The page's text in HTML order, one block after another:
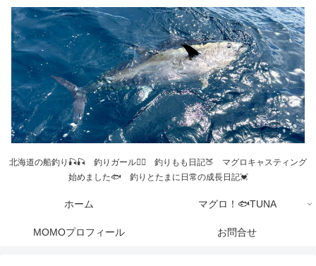
北海道の船釣り🎣🎣 釣りガール💁‍♀️ 釣りもも日記🍑 マグロキャスティング
始めました🐟 釣りとたまに日常の成長日記💓
ホーム マグロ！🐟TUNA
MOMOプロフィール お問合せ